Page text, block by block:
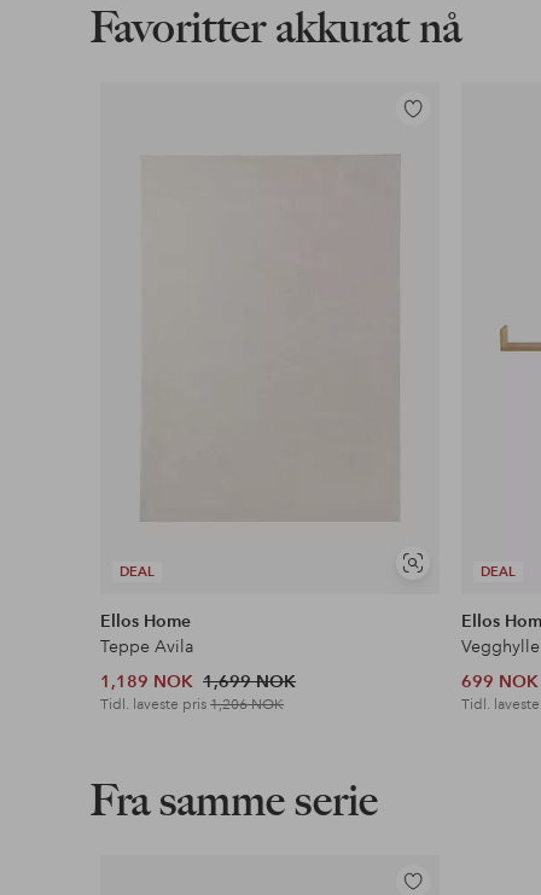
Favoritter akkurat nå
DEAL
Vis
Legg
Ellos Home
Teppe Avila
1,189 NOK 1,699 NOK
Tidl. laveste pris1,206 NOK
DEAL
Ellos
Vegghylle
699 NOK
Tidl.
Fra samme serie